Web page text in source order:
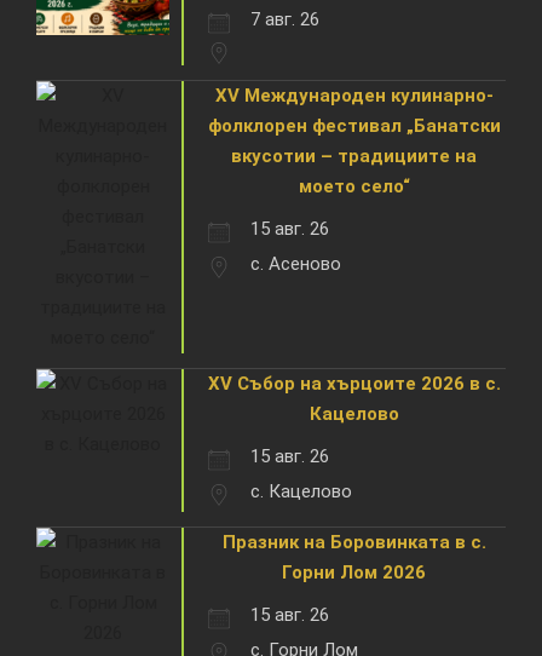
7 авг. 26
XV Международен кулинарно-
фолклорен фестивал „Банатски
вкусотии – традициите на
моето село“
15 авг. 26
с. Асеново
XV Събор на хърцоите 2026 в с.
Кацелово
15 авг. 26
с. Кацелово
Празник на Боровинката в с.
Горни Лом 2026
15 авг. 26
с. Горни Лом